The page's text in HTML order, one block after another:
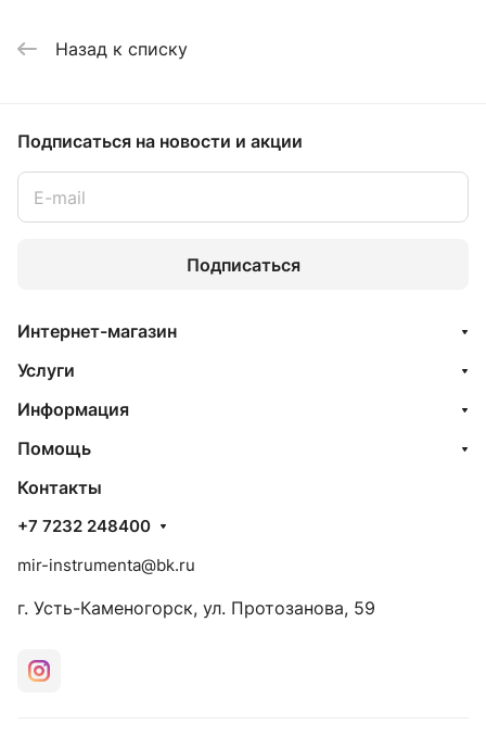
Назад к списку
Подписаться на новости и акции
Подписаться
Интернет-магазин
Услуги
Информация
Помощь
Контакты
+7 7232 248400
mir-instrumenta@bk.ru
г. Усть-Каменогорск, ул. Протозанова, 59